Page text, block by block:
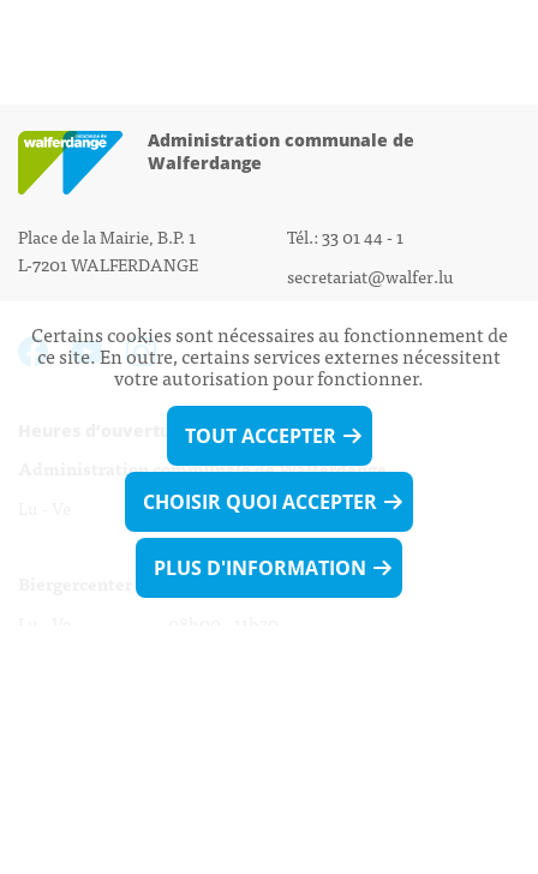
Administration communale de
Walferdange
Place de la Mairie, B.P. 1
L-7201 WALFERDANGE
Tél.: 33 01 44 - 1
secretariat@walfer.lu
Heures d’ouverture:
Administration communale de Walferdange
Lu - Ve 08h00 - 11h30
13h30 - 16h00
Certains cookies sont nécessaires au fonctionnement de
ce site. En outre, certains services externes nécessitent
votre autorisation pour fonctionner.
TOUT ACCEPTER
CHOISIR QUOI ACCEPTER
PLUS D'INFORMATION